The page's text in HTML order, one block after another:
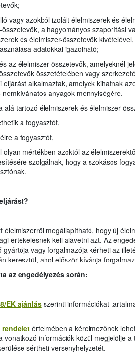
vagy azokból izolált élelmiszerek és
összetevők, a hagyományos szaporítási
és élelmiszer-összetevők
adatokkal igazolható;
az élelmiszer-összetevők, amelyeknél
összetételében vagy
eljárást alkalmaztak, amelyek kihatnak
nemkívánatos anyagok mennyiségére.
alá tartozó élelmiszerek és élelmiszer-
a fogyasztót,
a fogyasztót,
olyan mértékben azoktól az
szolgálnak, hogy a szokásos
élelmiszerről megállapítható, hogy új
értékelésnek kell alávetni azt. Az
gyártója vagy forgalmazója kérheti az
keresztül, ahol először kívánja
az engedélyezés során:
EK ajánlásszerinti információkat
rendeletértelmében a kérelmezőnek
vonatkozó információk közül megjelölje
sértheti versenyhelyzetét.